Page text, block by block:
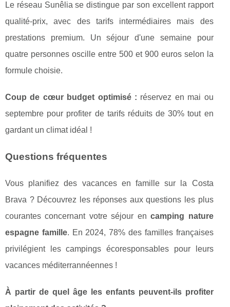
Le réseau Sunêlia se distingue par son excellent rapport
qualité-prix, avec des tarifs intermédiaires mais des
prestations premium. Un séjour d'une semaine pour
quatre personnes oscille entre 500 et 900 euros selon la
formule choisie.
Coup de cœur budget optimisé : réservez en mai ou
septembre pour profiter de tarifs réduits de 30% tout en
gardant un climat idéal !
Questions fréquentes
Vous planifiez des vacances en famille sur la Costa
Brava ? Découvrez les réponses aux questions les plus
courantes concernant votre séjour encamping nature
espagne famille. En 2024, 78% des familles françaises
privilégient les campings écoresponsables pour leurs
vacances méditerrannéennes !
À partir de quel âge les enfants peuvent-ils profiter